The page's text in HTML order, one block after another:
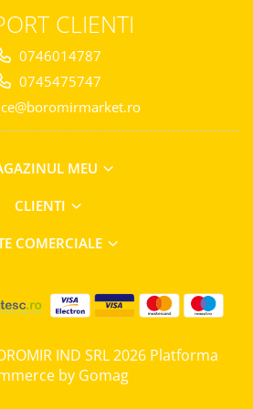
CLIENTI
0746014787
0745475747
MEU
CLIENTI
COMERCIALE
IND SRL 2026 Platforma
by Gomag